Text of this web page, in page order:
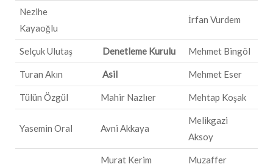
Nezihe
Kayaoğlu
İrfan Vurdem
Selçuk Ulutaş Denetleme Kurulu Mehmet Bingöl
Turan Akın Asil Mehmet Eser
Tülün Özgül Mahir Nazlıer Mehtap Koşak
Yasemin Oral Avni Akkaya
Melikgazi
Aksoy
Murat Kerim
Muzaffer